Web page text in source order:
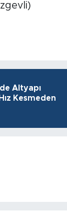
Altyapı
Kesmeden